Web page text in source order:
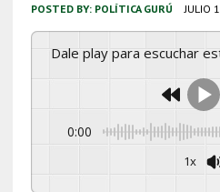
POSTED BY: POLÍTICA GURÚ JULIO
Dale play para escuchar
0:00
1x